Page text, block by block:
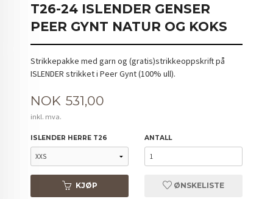
T26-24 ISLENDER GENSER
PEER GYNT NATUR OG KOKS
Strikkepakke med garn og (gratis)strikkeoppskrift på
ISLENDER strikket i Peer Gynt (100% ull).
Pris
NOK 531,00
inkl. mva.
ISLENDER HERRE T26 ANTALL
KJØP ØNSKELISTE